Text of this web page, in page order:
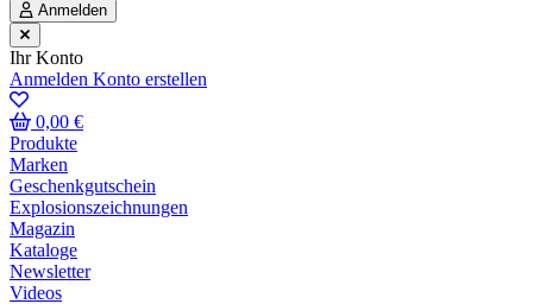
Anmelden
Ihr Konto
Anmelden Konto erstellen
0,00 €
Produkte
Marken
Geschenkgutschein
Explosionszeichnungen
Magazin
Kataloge
Newsletter
Videos